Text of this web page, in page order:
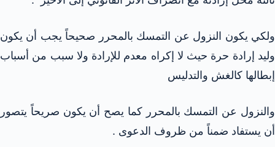
ولكي يكون النزول عن التمسك بالمحرر صحيحاً يجب أن يكون
وليد إرادة حرة حيث لا إكراه معدم للإرادة ولا سبب من أسباب
إبطالها كالغش والتدليس
والنزول عن التمسك بالمحرر كما يصح أن يكون صريحاً يتصور
أن يستفاد ضمناً من ظروف الدعوى .